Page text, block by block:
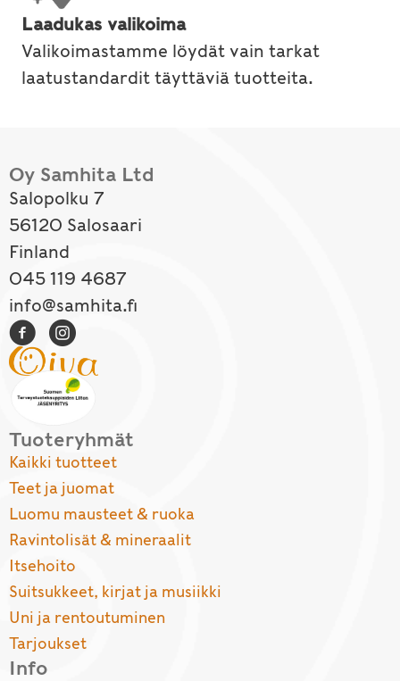
Laadukas valikoima
Valikoimastamme löydät vain tarkat
laatustandardit täyttäviä tuotteita.
Oy Samhita Ltd
Salopolku 7
56120 Salosaari
Finland
045 119 4687
info@samhita.fi
Tuoteryhmät
Kaikki tuotteet
Teet ja juomat
Luomu mausteet & ruoka
Ravintolisät & mineraalit
Itsehoito
Suitsukkeet, kirjat ja musiikki
Uni ja rentoutuminen
Tarjoukset
Info